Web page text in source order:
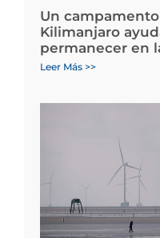
Un
Kilimanjaro
permanecer en
Leer Más >>